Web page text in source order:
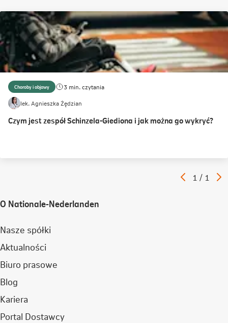
Poprzedni
artykuł
Artykuł
1 / 1
Choroby i objawy
3 min. czytania
lek. Agnieszka Żędzian
Czym jest zespół Schinzela-Giediona i jak można go wykryć?
O Nationale-Nederlanden
Nasze spółki
Aktualności
Biuro prasowe
Blog
Kariera
Portal Dostawcy